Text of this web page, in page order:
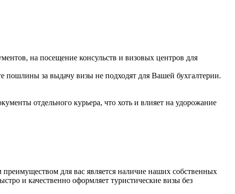
на посещение консульств и визовых центров для
пошлины за выдачу визы не подходят для Вашей бухгалтерии.
отдельного курьера, что хоть и влияет на удорожание
для вас является наличие наших собственных
и качественно оформляет туристические визы без